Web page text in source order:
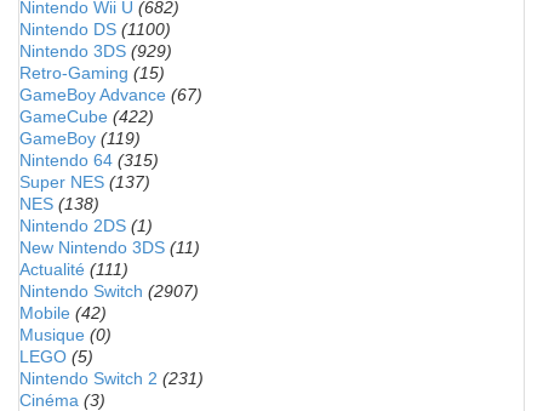
Nintendo Wii U (682)
Nintendo DS (1100)
Nintendo 3DS (929)
Retro-Gaming (15)
GameBoy Advance (67)
GameCube (422)
GameBoy (119)
Nintendo 64 (315)
Super NES (137)
NES (138)
Nintendo 2DS (1)
New Nintendo 3DS (11)
Actualité (111)
Nintendo Switch (2907)
Mobile (42)
Musique (0)
LEGO (5)
Nintendo Switch 2 (231)
Cinéma (3)